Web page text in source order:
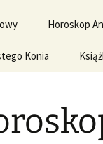
Horoskop
Konia